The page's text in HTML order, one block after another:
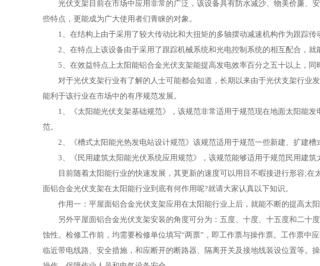
光伏支架目前在市场中应用非常的广泛，该设备具有防水减沙、物美价廉、
些特点，更能成为广大使用者们青睐的对象。
1、在结构上由于采用了较大传动比和大扭矩的多轴摆动减速机构作为跟踪传
2、在特点上该设备由于采用了跟踪机械系统和光电控制系统的相互配合，就
5、在效益特点上太阳能铝合金光伏支架能提高发电效率百分之五十以上，同
对于光伏支架行业有了解的人士可能都会知道，长期以来由于光伏支架行业
能利于该行业在市场中的有序规范发展。
1、《太阳能光伏支架基础规范》，该规范非常适用于规范现在地面太阳能发
范。
2、《槽式太阳能光热发电站设计规范》该规范适用于规范一些新建、扩建槽
3、《民用建筑太阳能光伏系统应用规范》，该规范能够适用于规范民用建筑
目前随着太阳能行业的快速发展，其更新的速度可以用目不暇接进行形容;在
面铝合金光伏支架在太阳能行业到底有何作用呢?就请大家认真以下知识。
作用一：平屋面铝合金光伏支架应用在太阳能行业上后，就能不断的提高太阳
另外平屋面铝合金光伏支架安装的角度可分为：五度、十度、十五度和二十
蚀性。检修工作前，均需要检修单位填写“两票”，即工作票与操作票。工作票
临近带电线路、安全措施，和应断开的断路器、隔离开关及接地线装设位置等